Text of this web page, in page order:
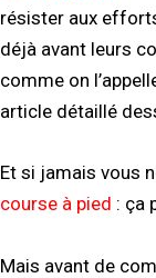
résister aux
déjà avant leurs
comme on
article détaillé
Et si jamais vous
course à pied : ça
Mais avant de